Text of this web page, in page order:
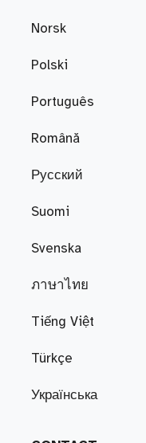
Norsk
Polski
Português
Română
Русский
Suomi
Svenska
ภาษาไทย
Tiếng Việt
Türkçe
Українська